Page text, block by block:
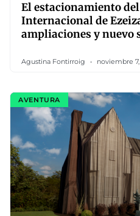
El estacionamiento
Internacional de
ampliaciones y nuevo
Agustina Fontirroig noviembre
AVENTURA